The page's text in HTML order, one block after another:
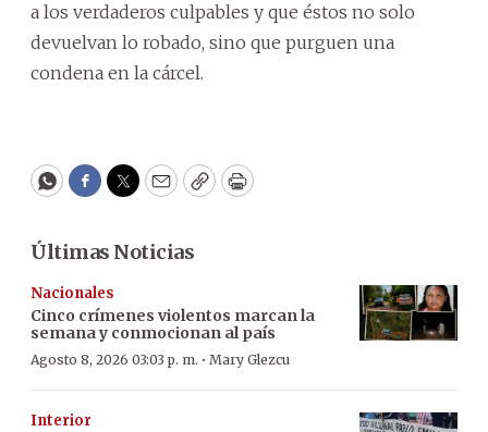
a los verdaderos culpables y que éstos no solo
devuelvan lo robado, sino que purguen una
condena en la cárcel.
WhatsApp
Facebook
Twitter
EmailCopyPrint
Últimas Noticias
Nacionales
Cinco crímenes violentos marcan la
semana y conmocionan al país
Agosto 8, 2026 03:03 p. m. · Mary Glezcu
Interior